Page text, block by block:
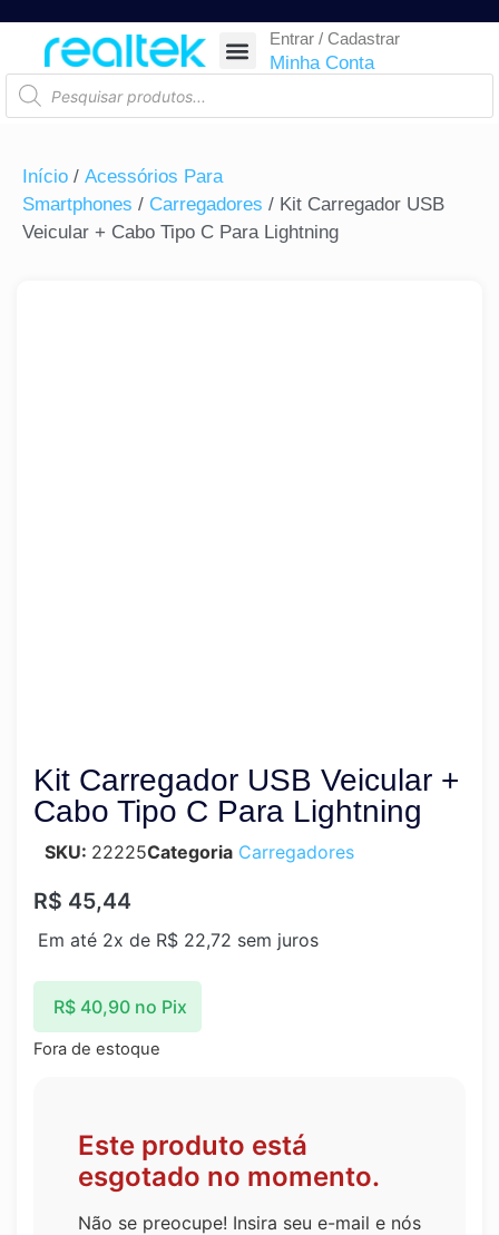
Entrar / Cadastrar
Minha Conta
Início / Acessórios Para
Smartphones / Carregadores / Kit Carregador USB
Veicular + Cabo Tipo C Para Lightning
Kit Carregador USB Veicular +
Cabo Tipo C Para Lightning
SKU: 22225Categoria Carregadores
R$ 45,44
Em até 2x de R$ 22,72 sem juros
R$40,90 no Pix
Fora de estoque
Este produto está
esgotado no momento.
Não se preocupe! Insira seu e-mail e nós